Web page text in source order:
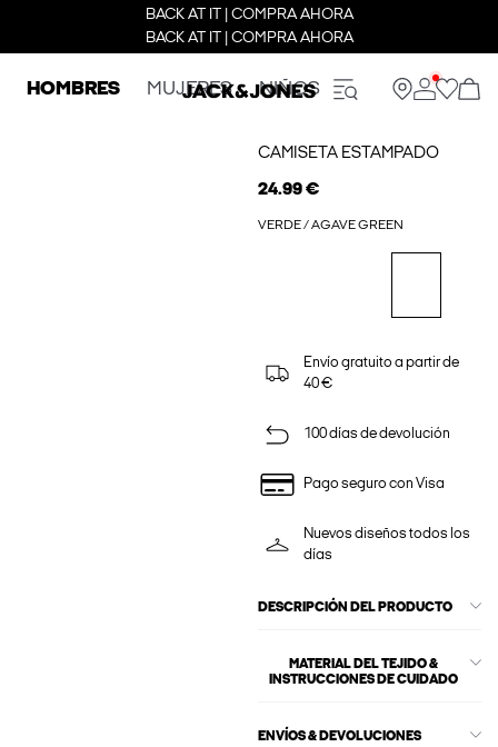
BACK AT IT | COMPRA AHORA
BACK AT IT | COMPRA AHORA
HOMBRES MUJERES NIÑOS
CAMISETA ESTAMPADO
24.99 €
VERDE / AGAVE GREEN
Envío gratuito a partir de
40 €
100 días de devolución
Pago seguro con Visa
Nuevos diseños todos los
días
DESCRIPCIÓN DEL PRODUCTO
MATERIAL DEL TEJIDO &
INSTRUCCIONES DE CUIDADO
ENVÍOS & DEVOLUCIONES